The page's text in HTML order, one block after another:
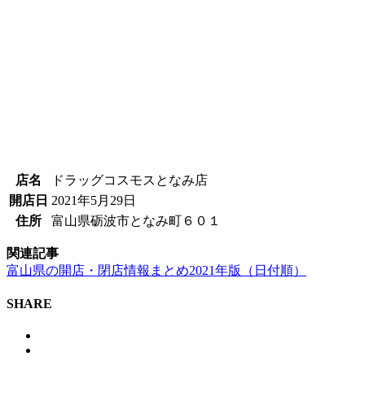
店名
ドラッグコスモスとなみ店
開店日 2021年5月29日
住所
富山県砺波市となみ町６０１
関連記事
富山県の開店・閉店情報まとめ2021年版（日付順）
SHARE